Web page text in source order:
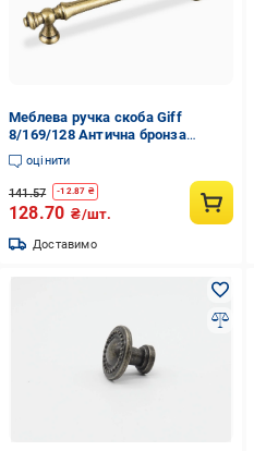
Меблева ручка скоба Giff
8/169/128 Антична бронза
(120162)
оцінити
141.57 -12.87 ₴
128.70 ₴/шт.
Доставимо